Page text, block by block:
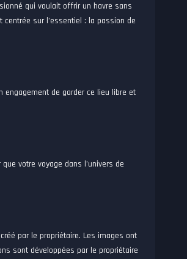
qui voulait offrir un havre sans
centrée sur l’essentiel : la passion de
engagement de garder ce lieu libre et
votre voyage dans l’univers de
par le propriétaire. Les images ont
sont développées par le propriétaire